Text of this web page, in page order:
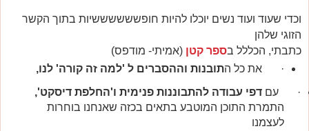
וכדי שעוד ועוד נשים יוכלו להיות חופששששששיות בתוך הקשר
הזוגי שלהן
כתבתי, הכללל בספר קטן (אמיתי- מודפס)
·
את כל התובנות וההסברים ל 'למה זה קורה' לנו,
·
עם דפי עבודה להתבוננות פנימית ו'החלפת דיסקט',
התמרת התוכן המוטבע בתאים בכזה שאנחנו בוחרות
לעצמנו